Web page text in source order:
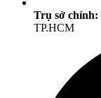
Trụ sở chính:
TP.HCM